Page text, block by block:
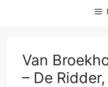
Van
– De